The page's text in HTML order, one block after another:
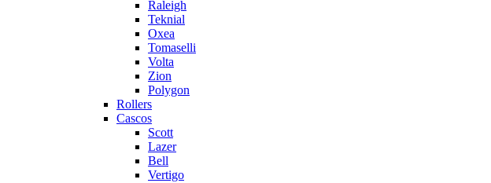
Raleigh
Teknial
Oxea
Tomaselli
Volta
Zion
Polygon
Rollers
Cascos
Scott
Lazer
Bell
Vertigo